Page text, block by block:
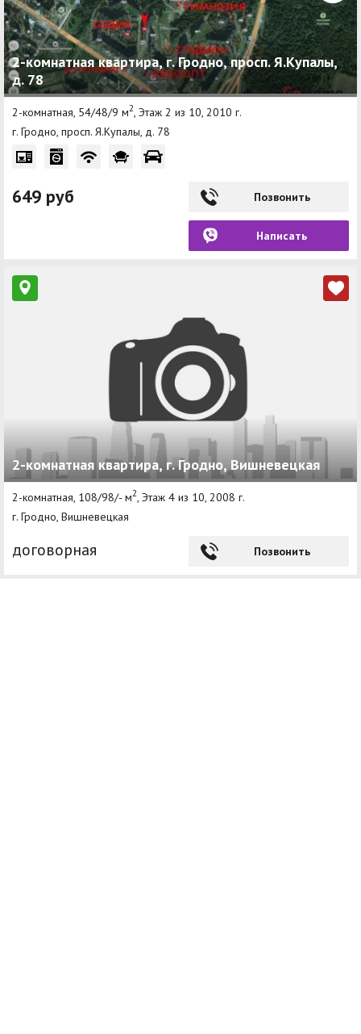
2-комнатная квартира, г. Гродно, просп. Я.Купалы,
д. 78
2-комнатная, 54/48/9 м2 , Этаж 2 из 10, 2010 г.
г. Гродно, просп. Я.Купалы, д. 78
649 руб Позвонить
Написать
2-комнатная квартира, г. Гродно, Вишневецкая
2-комнатная, 108/98/- м2, Этаж 4 из 10, 2008 г.
г. Гродно, Вишневецкая
договорная Позвонить